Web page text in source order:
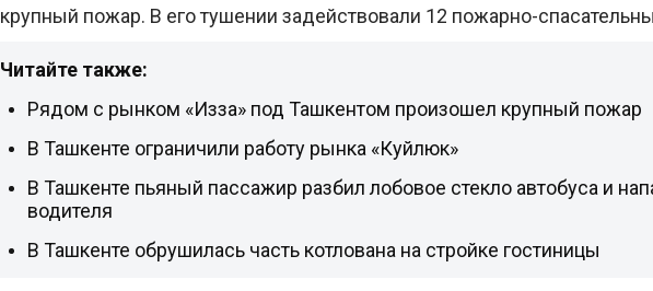
крупный пожар. В его тушении задействовали 12 пожарно-
Читайте также:
Рядом с рынком «Изза» под Ташкентом произошел крупный пожар
В Ташкенте ограничили работу рынка «Куйлюк»
В Ташкенте пьяный пассажир разбил лобовое стекло автобуса и
водителя
В Ташкенте обрушилась часть котлована на стройке гостиницы